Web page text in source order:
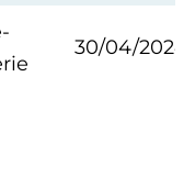
30/04/2024